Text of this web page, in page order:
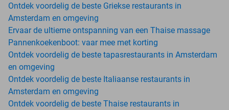
Ontdek voordelig de beste Griekse restaurants in
Amsterdam en omgeving
Ervaar de ultieme ontspanning van een Thaise massage
Pannenkoekenboot: vaar mee met korting
Ontdek voordelig de beste tapasrestaurants in Amsterdam
en omgeving
Ontdek voordelig de beste Italiaanse restaurants in
Amsterdam en omgeving
Ontdek voordelig de beste Thaise restaurants in